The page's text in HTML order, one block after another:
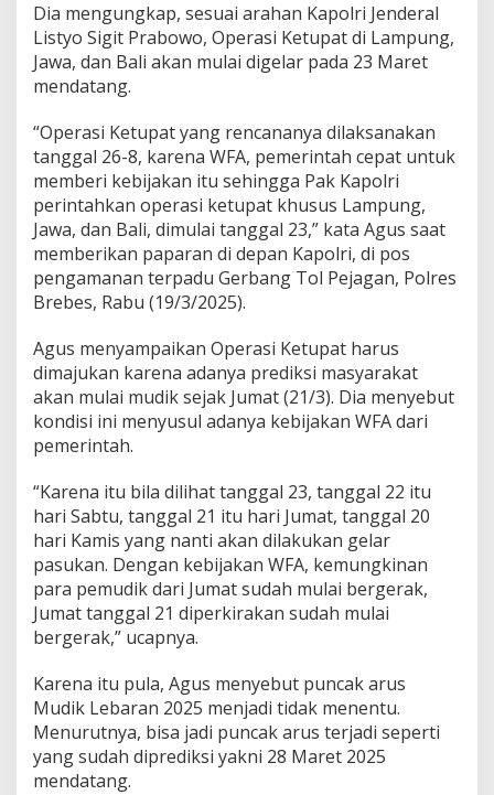
Dia mengungkap, sesuai arahan Kapolri Jenderal
Listyo Sigit Prabowo, Operasi Ketupat di Lampung,
Jawa, dan Bali akan mulai digelar pada 23 Maret
mendatang.
“Operasi Ketupat yang rencananya dilaksanakan
tanggal 26-8, karena WFA, pemerintah cepat untuk
memberi kebijakan itu sehingga Pak Kapolri
perintahkan operasi ketupat khusus Lampung,
Jawa, dan Bali, dimulai tanggal 23,” kata Agus saat
memberikan paparan di depan Kapolri, di pos
pengamanan terpadu Gerbang Tol Pejagan, Polres
Brebes, Rabu (19/3/2025).
Agus menyampaikan Operasi Ketupat harus
dimajukan karena adanya prediksi masyarakat
akan mulai mudik sejak Jumat (21/3). Dia menyebut
kondisi ini menyusul adanya kebijakan WFA dari
pemerintah.
“Karena itu bila dilihat tanggal 23, tanggal 22 itu
hari Sabtu, tanggal 21 itu hari Jumat, tanggal 20
hari Kamis yang nanti akan dilakukan gelar
pasukan. Dengan kebijakan WFA, kemungkinan
para pemudik dari Jumat sudah mulai bergerak,
Jumat tanggal 21 diperkirakan sudah mulai
bergerak,” ucapnya.
Karena itu pula, Agus menyebut puncak arus
Mudik Lebaran 2025 menjadi tidak menentu.
Menurutnya, bisa jadi puncak arus terjadi seperti
yang sudah diprediksi yakni 28 Maret 2025
mendatang.